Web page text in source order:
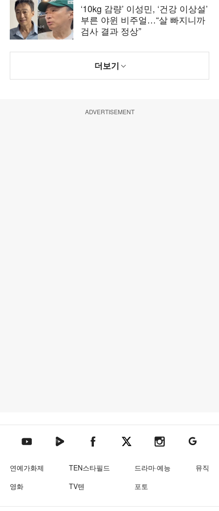
‘10kg 감량’ 이성민, ‘건강 이상설’
부른 야윈 비주얼…“살 빠지니까
검사 결과 정상”
더보기
ADVERTISEMENT
텐아시아 유튜브텐아시아 네이버TV텐아시아 페이스북텐아시아 엑스텐아시아 인스타그램
텐아시아
연예가화제 TEN스타필드 드라마·예능
뮤직
영화
TV텐 포토